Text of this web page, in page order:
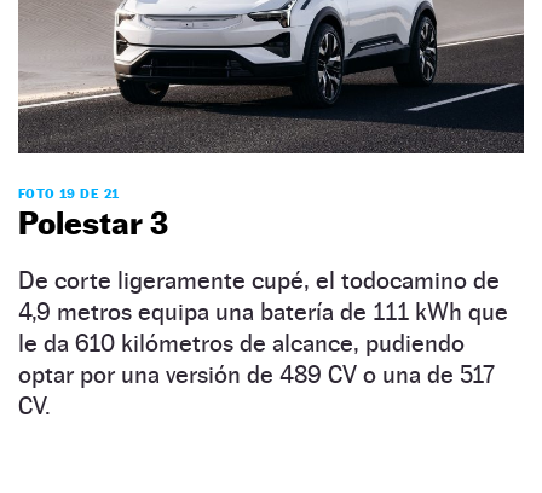
FOTO 19 DE 21
Polestar 3
De corte ligeramente cupé, el todocamino de
4,9 metros equipa una batería de 111 kWh que
le da 610 kilómetros de alcance, pudiendo
optar por una versión de 489 CV o una de 517
CV.